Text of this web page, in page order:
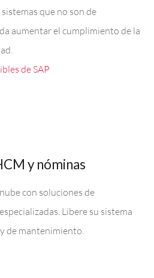
que no son de
aumentar el cumplimiento de la
de SAP
y nóminas
con soluciones de
Libere su sistema
de mantenimiento.